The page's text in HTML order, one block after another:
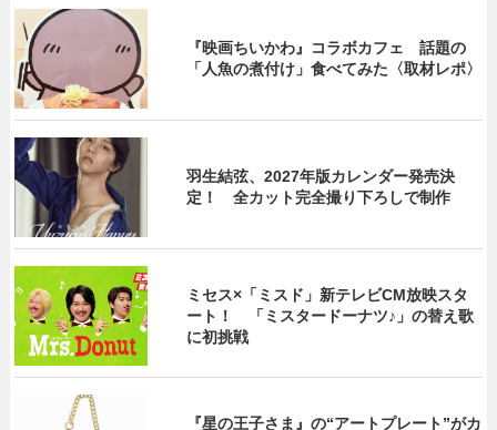
『映画ちいかわ』コラボカフェ 話題の
「人魚の煮付け」食べてみた〈取材レポ〉
羽生結弦、2027年版カレンダー発売決
定！ 全カット完全撮り下ろしで制作
ミセス×「ミスド」新テレビCM放映スタ
ート！ 「ミスタードーナツ♪」の替え歌
に初挑戦
『星の王子さま』の“アートプレート”がカ